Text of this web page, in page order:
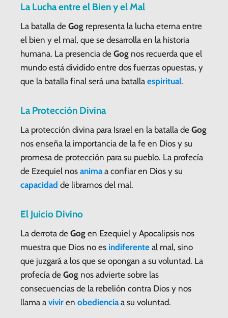
La Lucha entre el Bien y el Mal
La batalla de Gog representa la lucha eterna entre
el bien y el mal, que se desarrolla en la historia
humana. La presencia de Gog nos recuerda que el
mundo está dividido entre dos fuerzas opuestas, y
que la batalla final será una batalla espiritual.
La Protección Divina
La protección divina para Israel en la batalla de Gog
nos enseña la importancia de la fe en Dios y su
promesa de protección para su pueblo. La profecía
de Ezequiel nos animaa confiar en Dios y su
capacidad de librarnos del mal.
El Juicio Divino
La derrota de Gog en Ezequiel y Apocalipsis nos
muestra que Dios no es indiferente al mal, sino
que juzgará a los que se opongan a su voluntad. La
profecía de Gog nos advierte sobre las
consecuencias de la rebelión contra Dios y nos
llama a vivir en obedienciaa su voluntad.